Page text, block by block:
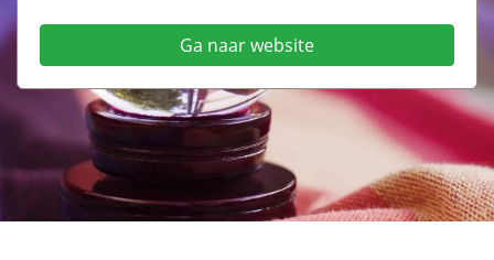
Ga naar website